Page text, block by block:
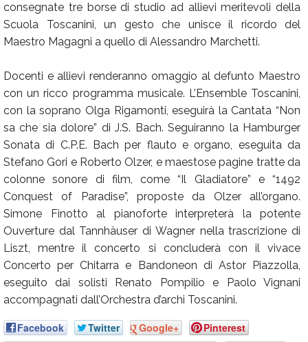
consegnate tre borse di studio ad allievi meritevoli della
Scuola Toscanini, un gesto che unisce il ricordo del
Maestro Magagni a quello di Alessandro Marchetti.
Docenti e allievi renderanno omaggio al defunto Maestro
con un ricco programma musicale. L’Ensemble Toscanini,
con la soprano Olga Rigamonti, eseguirà la Cantata “Non
sa che sia dolore” di J.S. Bach. Seguiranno la Hamburger
Sonata di C.P.E. Bach per flauto e organo, eseguita da
Stefano Gori e Roberto Olzer, e maestose pagine tratte da
colonne sonore di film, come “Il Gladiatore” e “1492
Conquest of Paradise”, proposte da Olzer all’organo.
Simone Finotto al pianoforte interpreterà la potente
Ouverture dal Tannhäuser di Wagner nella trascrizione di
Liszt, mentre il concerto si concluderà con il vivace
Concerto per Chitarra e Bandoneon di Astor Piazzolla,
eseguito dai solisti Renato Pompilio e Paolo Vignani
accompagnati dall’Orchestra d’archi Toscanini.
Facebook Twitter Google+ Pinterest